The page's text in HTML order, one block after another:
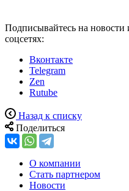
Подписывайтесь на новости
соцсетях:
Вконтакте
Telegram
Zen
Rutube
Назад к списку
Поделиться
О компании
Стать партнером
Новости